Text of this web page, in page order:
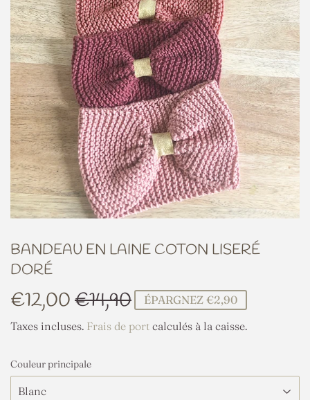
BANDEAU EN LAINE COTON LISERÉ
DORÉ
€12,00€14,90PRIX
RÉGULIER
€14,90
PRIX
RÉDUIT
€12,00
ÉPARGNEZ €2,90
Taxes incluses. Frais de port calculés à la caisse.
Couleur principale